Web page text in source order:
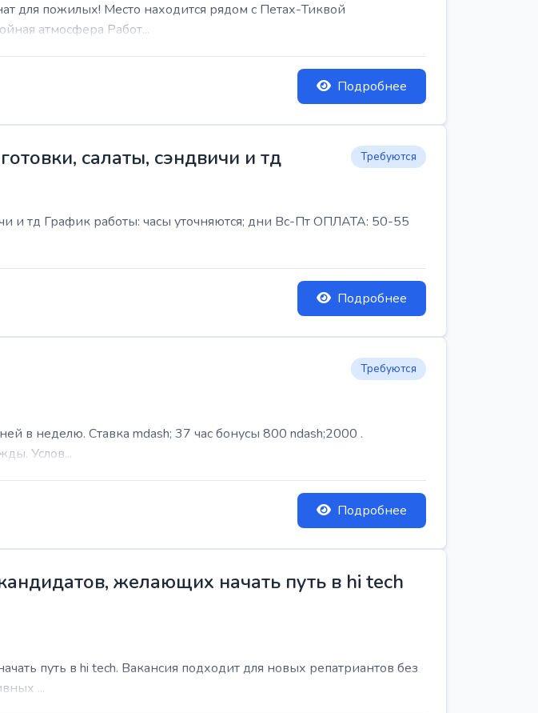
для пожилых! Место находится рядом с Петах-Тиквой
атмосфера Работ...
Подробнее
салаты, сэндвичи и тд Требуются
и тд График работы: часы уточняются; дни Вс-Пт ОПЛАТА: 50-55
Подробнее
Требуются
в неделю. Ставка mdash; 37 час бонусы 800 ndash;2000 .
Услов...
Подробнее
желающих начать путь в hi tech
путь в hi tech. Вакансия подходит для новых репатриантов без
...